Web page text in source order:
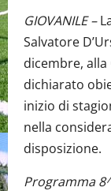
GIOVANILE –
Salvatore
dicembre, alla
dichiarato
inizio di
nella
disposizione.
Programma